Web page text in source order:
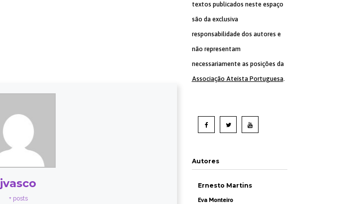
jvasco
+ posts
textos publicados neste espaço
são da exclusiva
responsabilidade dos autores e
não representam
necessariamente as posições da
Associação Ateísta Portuguesa.
Autores
Ernesto Martins
Eva Monteiro